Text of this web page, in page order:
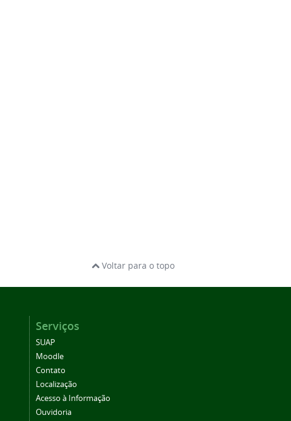
Voltar para o topo
Serviços
SUAP
Moodle
Contato
Localização
Acesso à Informação
Ouvidoria